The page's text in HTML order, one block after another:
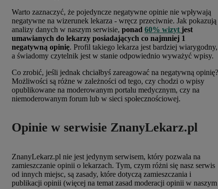
Warto zaznaczyć, że pojedyncze negatywne opinie nie wpływają
negatywne na wizerunek lekarza - wręcz przeciwnie. Jak pokazują
analizy danych w naszym serwisie, ponad 60% wizyt jest
umawianych do lekarzy posiadających co najmniej 1
negatywną opinię. Profil takiego lekarza jest bardziej wiarygodny,
a świadomy czytelnik jest w stanie odpowiednio wyważyć wpisy.
Co zrobić, jeśli jednak chciałbyś zareagować na negatywną opinię?
Możliwości są różne w zależności od tego, czy chodzi o wpisy
opublikowane na moderowanym portalu medycznym, czy na
niemoderowanym forum lub w sieci społecznościowej.
Opinie w serwisie ZnanyLekarz.pl
ZnanyLekarz.pl nie jest jedynym serwisem, który pozwala na
zamieszczanie opinii o lekarzach. Tym, czym różni się nasz serwis
od innych miejsc, są zasady, które dotyczą zamieszczania i
publikacji opinii (więcej na temat zasad moderacji opinii w naszym